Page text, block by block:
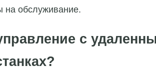
на обслуживание.
с